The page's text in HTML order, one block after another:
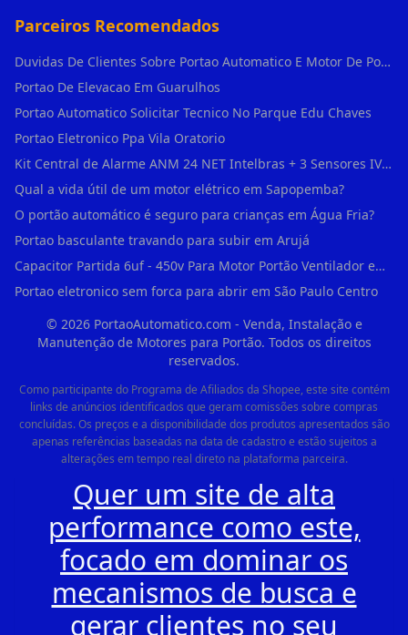
Parceiros Recomendados
Duvidas De Clientes Sobre Portao Automatico E Motor De Portao Motor De Portao Suspenso
Portao De Elevacao Em Guarulhos
Portao Automatico Solicitar Tecnico No Parque Edu Chaves
Portao Eletronico Ppa Vila Oratorio
Kit Central de Alarme ANM 24 NET Intelbras + 3 Sensores IVP 3000 CF + Bateria + em Vila Jacuí
Qual a vida útil de um motor elétrico em Sapopemba?
O portão automático é seguro para crianças em Água Fria?
Portao basculante travando para subir em Arujá
Capacitor Partida 6uf - 450v Para Motor Portão Ventilador em Vila Madalena
Portao eletronico sem forca para abrir em São Paulo Centro
© 2026PortaoAutomatico.com - Venda, Instalação e
Manutenção de Motores para Portão. Todos os direitos
reservados.
Como participante do Programa de Afiliados da Shopee, este site contém
links de anúncios identificados que geram comissões sobre compras
concluídas. Os preços e a disponibilidade dos produtos apresentados são
apenas referências baseadas na data de cadastro e estão sujeitos a
alterações em tempo real direto na plataforma parceira.
Quer um site de alta
performance como este,
focado em dominar os
mecanismos de busca e
gerar clientes no seu